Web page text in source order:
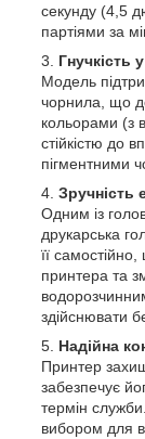
секунду (4,5
партіями за
Гнучкість
Модель
чорнила, що
кольорами (з
стійкістю до
пігментними
Зручність
Одним із
друкарська
її
принтера та
здійснювати
Надійна
Принтер
забезпечує
термін
вибором для